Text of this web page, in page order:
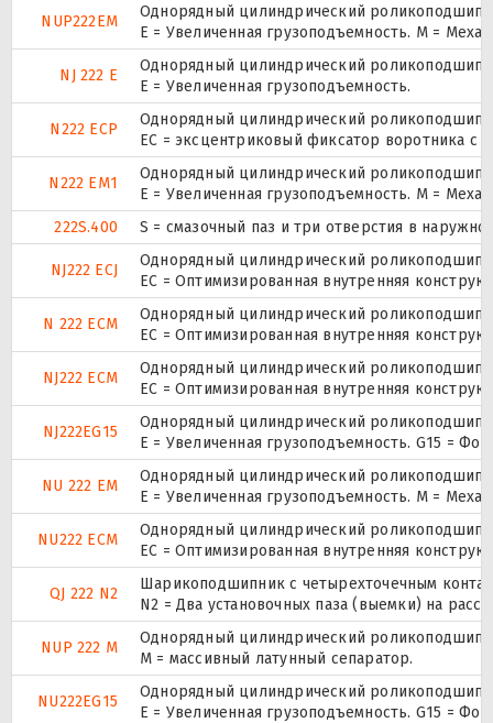
NUP222EM
Однорядный цилиндрический
E = Увеличенная грузоподъемность. М =
NJ 222 E
Однорядный цилиндрический
Е = Увеличенная грузоподъемность.
N222 ECP
Однорядный цилиндрический
ЕС = эксцентриковый фиксатор воротника с
N222 EM1
Однорядный цилиндрический
E = Увеличенная грузоподъемность. М =
222S.400
S = смазочный паз и три отверстия в
NJ222 ECJ
Однорядный цилиндрический
EC = Оптимизированная внутренняя
N 222 ECM
Однорядный цилиндрический
EC = Оптимизированная внутренняя
NJ222 ECM
Однорядный цилиндрический
EC = Оптимизированная внутренняя
NJ222EG15
Однорядный цилиндрический
E = Увеличенная грузоподъемность. G15 =
NU 222 EM
Однорядный цилиндрический
E = Увеличенная грузоподъемность. М =
NU222 ECM
Однорядный цилиндрический
EC = Оптимизированная внутренняя
QJ 222 N2
Шарикоподшипник с четырехточечным
N2 = Два установочных паза (выемки) на
NUP 222 M
Однорядный цилиндрический
M = массивный латунный сепаратор.
NU222EG15
Однорядный цилиндрический
E = Увеличенная грузоподъемность. G15 =